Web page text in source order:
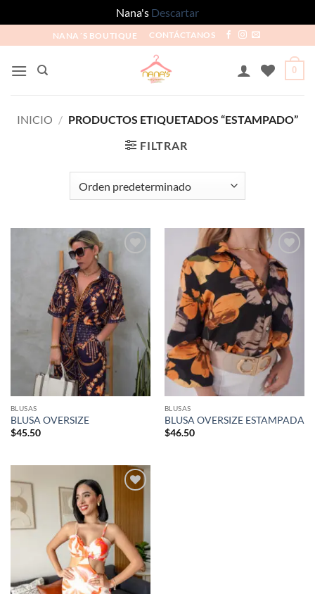
Nana's Descartar
NANA´S BOUTIQUE CONTÁCTANOS
0
INICIO / PRODUCTOS ETIQUETADOS “ESTAMPADO”
FILTRAR
lista de
deseos
BLUSAS
BLUSA OVERSIZE
$45.50
Añadir
a la
lista de
deseos
BLUSAS
BLUSA OVERSIZE ESTAMPADA
$46.50
deseos